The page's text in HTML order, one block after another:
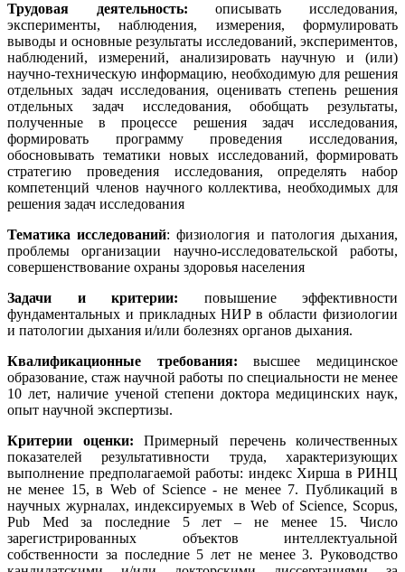
Трудовая деятельность:описывать исследования,
эксперименты, наблюдения, измерения, формулировать
выводы и основные результаты исследований, экспериментов,
наблюдений, измерений, анализировать научную и (или)
научно-техническую информацию, необходимую для решения
отдельных задач исследования, оценивать степень решения
отдельных задач исследования, обобщать результаты,
полученные в процессе решения задач исследования,
формировать программу проведения исследования,
обосновывать тематики новых исследований, формировать
стратегию проведения исследования, определять набор
компетенций членов научного коллектива, необходимых для
решения задач исследования
Тематика исследований: физиология и патология дыхания,
проблемы организации научно-исследовательской работы,
совершенствование охраны здоровья населения
Задачи и критерии: повышение эффективности
фундаментальных и прикладных НИР в области физиологии
и патологии дыхания и/или болезнях органов дыхания.
Квалификационные требования: высшее медицинское
образование, стаж научной работы по специальности не менее
10 лет, наличие ученой степени доктора медицинских наук,
опыт научной экспертизы.
Критерии оценки: Примерный перечень количественных
показателей результативности труда, характеризующих
выполнение предполагаемой работы: индекс Хирша в РИНЦ
не менее 15, в Web of Science - не менее 7. Публикаций в
научных журналах, индексируемых в Web of Science, Scopus,
Pub Med за последние 5 лет – не менее 15. Число
зарегистрированных объектов интеллектуальной
собственности за последние 5 лет не менее 3. Руководство